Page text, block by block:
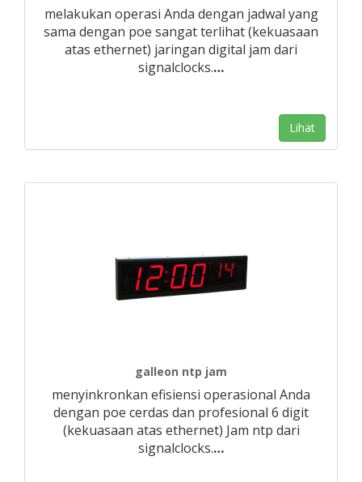
melakukan operasi Anda dengan jadwal yang
sama dengan poe sangat terlihat (kekuasaan
atas ethernet) jaringan digital jam dari
signalclocks.…
Lihat
galleon ntp jam
menyinkronkan efisiensi operasional Anda
dengan poe cerdas dan profesional 6 digit
(kekuasaan atas ethernet) Jam ntp dari
signalclocks.…